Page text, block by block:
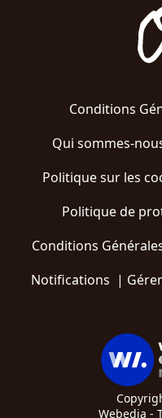
Conditions
Qui sommes-
Politique sur les
Politique de
Conditions
Notifications |
Webedia -